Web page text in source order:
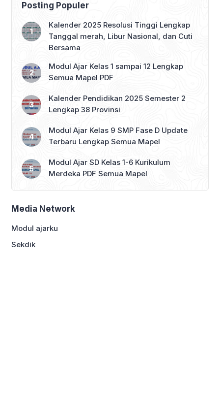
Posting Populer
Kalender 2025 Resolusi Tinggi Lengkap
Tanggal merah, Libur Nasional, dan Cuti
Bersama
Modul Ajar Kelas 1 sampai 12 Lengkap
Semua Mapel PDF
Kalender Pendidikan 2025 Semester 2
Lengkap 38 Provinsi
Modul Ajar Kelas 9 SMP Fase D Update
Terbaru Lengkap Semua Mapel
Modul Ajar SD Kelas 1-6 Kurikulum
Merdeka PDF Semua Mapel
Media Network
Modul ajarku
Sekdik